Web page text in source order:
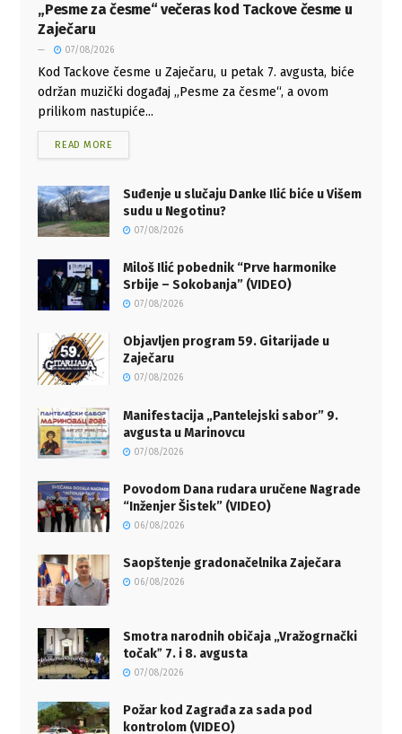
„Pesme za česme“ večeras kod Tackove česme u
Zaječaru
07/08/2026
Kod Tackove česme u Zaječaru, u petak 7. avgusta, biće
održan muzički događaj „Pesme za česme“, a ovom
prilikom nastupiće...
READ MORE
Suđenje u slučaju Danke Ilić biće u Višem
sudu u Negotinu?
07/08/2026
Miloš Ilić pobednik “Prve harmonike
Srbije – Sokobanja” (VIDEO)
07/08/2026
Objavljen program 59. Gitarijade u
Zaječaru
07/08/2026
Manifestacija „Pantelejski sabor” 9.
avgusta u Marinovcu
07/08/2026
Povodom Dana rudara uručene Nagrade
“Inženjer Šistek” (VIDEO)
06/08/2026
Saopštenje gradonačelnika Zaječara
06/08/2026
Smotra narodnih običaja „Vražogrnački
točakˮ 7. i 8. avgusta
07/08/2026
Požar kod Zagrađa za sada pod
kontrolom (VIDEO)